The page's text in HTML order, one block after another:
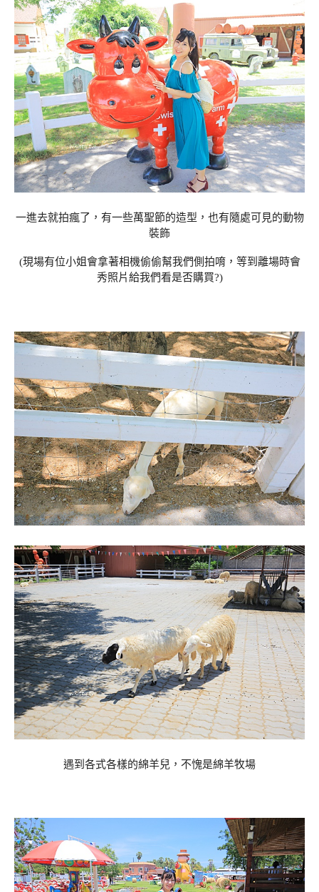
一進去就拍瘋了，有一些萬聖節的造型，也有隨處可見的動物
裝飾
(現場有位小姐會拿著相機偷偷幫我們側拍唷，等到離場時會
秀照片給我們看是否購買?)
遇到各式各樣的綿羊兒，不愧是綿羊牧場